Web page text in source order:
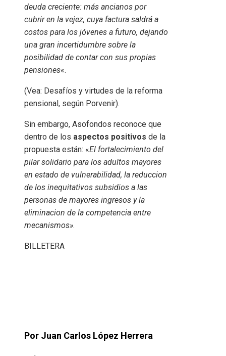
deuda creciente: más ancianos por
cubrir en la vejez, cuya factura saldrá a
costos para los jóvenes a futuro, dejando
una gran incertidumbre sobre la
posibilidad de contar con sus propias
pensiones«.
(Vea: Desafíos y virtudes de la reforma
pensional, según Porvenir).
Sin embargo, Asofondos reconoce que
dentro de los aspectos positivos de la
propuesta están: «El fortalecimiento del
pilar solidario para los adultos mayores
en estado de vulnerabilidad, la reduccion
de los inequitativos subsidios a las
personas de mayores ingresos y la
eliminacion de la competencia entre
mecanismos».
BILLETERA
Por Juan Carlos López Herrera